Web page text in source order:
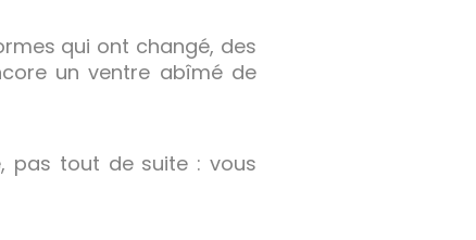
qui ont changé, des
un ventre abîmé de
pas tout de suite : vous